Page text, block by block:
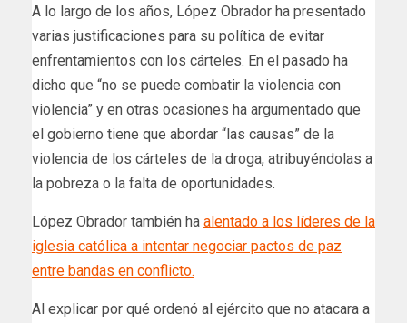
A lo largo de los años, López Obrador ha presentado
varias justificaciones para su política de evitar
enfrentamientos con los cárteles. En el pasado ha
dicho que “no se puede combatir la violencia con
violencia” y en otras ocasiones ha argumentado que
el gobierno tiene que abordar “las causas” de la
violencia de los cárteles de la droga, atribuyéndolas a
la pobreza o la falta de oportunidades.
López Obrador también ha alentado a los líderes de la
iglesia católica a intentar negociar pactos de paz
entre bandas en conflicto.
Al explicar por qué ordenó al ejército que no atacara a